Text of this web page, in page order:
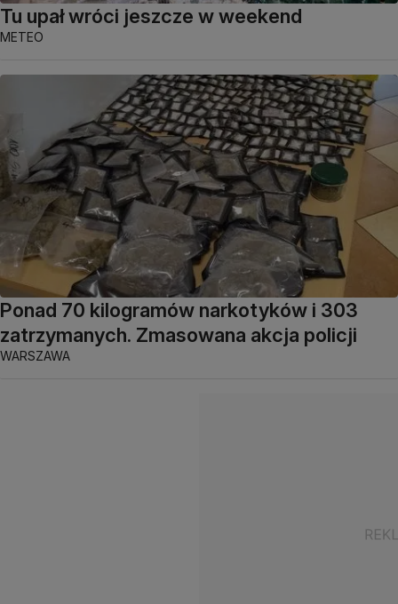
Tu upał wróci jeszcze w weekend
METEO
Ponad 70 kilogramów narkotyków i 303
zatrzymanych. Zmasowana akcja policji
WARSZAWA